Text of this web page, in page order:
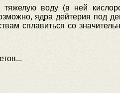
воду (в ней
ядра дейтерия под
сплавиться со
.